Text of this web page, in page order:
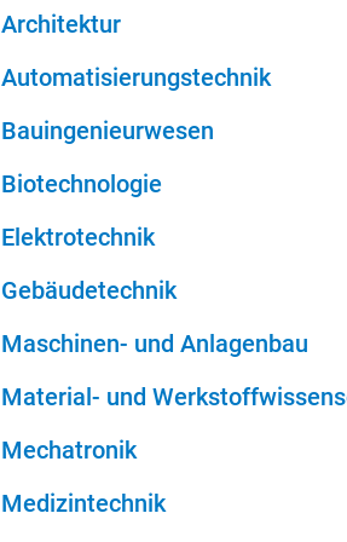
Ar­chi­tek­tur
Au­to­ma­ti­sie­rungs­tech­nik
Bau­in­ge­nieur­we­sen
Bio­tech­no­lo­gie
Elek­tro­tech­nik
Ge­bäu­de­tech­nik
Ma­schi­nen- und An­la­gen­bau
Ma­te­ri­al- und
Me­cha­tro­nik
Me­di­zin­tech­nik